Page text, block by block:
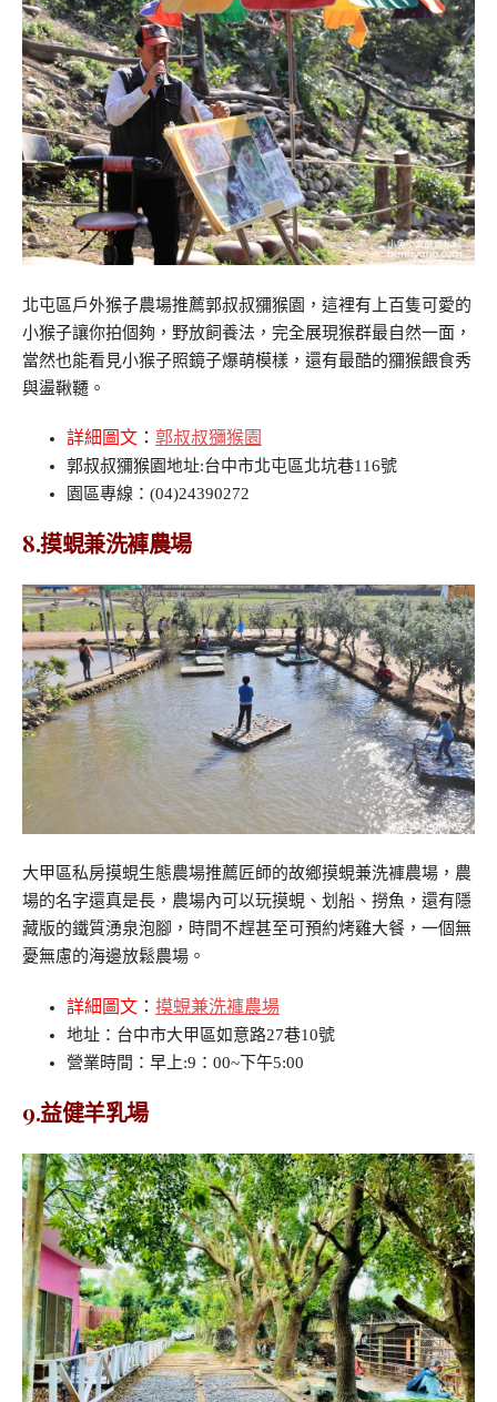
北屯區戶外猴子農場推薦郭叔叔獼猴園，這裡有上百隻可愛的
小猴子讓你拍個夠，野放飼養法，完全展現猴群最自然一面，
當然也能看見小猴子照鏡子爆萌模樣，還有最酷的獼猴餵食秀
與盪鞦韆。
詳細圖文 ： 郭叔叔獼猴園
郭叔叔獼猴園地址:台中市北屯區北坑巷116號
園區專線：(04)24390272
8.摸蜆兼洗褲農場
大甲區私房摸蜆生態農場推薦匠師的故鄉摸蜆兼洗褲農場，農
場的名字還真是長，農場內可以玩摸蜆、划船、撈魚，還有隱
藏版的鐵質湧泉泡腳，時間不趕甚至可預約烤雞大餐，一個無
憂無慮的海邊放鬆農場。
詳細圖文 ： 摸蜆兼洗褲農場
地址：台中市大甲區如意路27巷10號
營業時間：早上:9：00~下午5:00
9.益健羊乳場